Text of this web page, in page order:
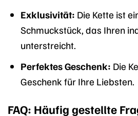
Exklusivität: Die Kette ist
Schmuckstück, das Ihren
unterstreicht.
Perfektes Geschenk: Die
Geschenk für Ihre Liebsten.
FAQ: Häufig gestellte